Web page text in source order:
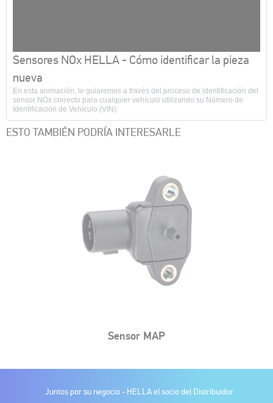
0
segundos
de
0
segundos
Sensores NOx HELLA - Cómo identificar la pieza
nueva
En esta animación, le guiaremos a través del proceso de identificación del
sensor NOx correcto para cualquier vehículo utilizando su Número de
Identificación de Vehículo (VIN).
ESTO TAMBIÉN PODRÍA INTERESARLE
Sensor MAP
Juntos por su negocio - HELLA el socio del Distribuidor